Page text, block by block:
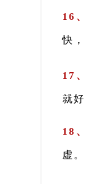
16
快
17
就好
18
虚。